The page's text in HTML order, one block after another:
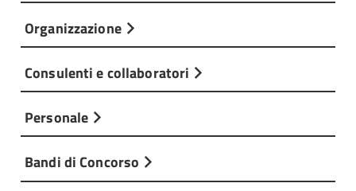
Organizzazione
Consulenti e collaboratori
Personale
Bandi di Concorso